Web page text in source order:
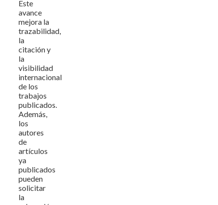
Este
avance
mejora la
trazabilidad,
la
citación y
la
visibilidad
internacional
de los
trabajos
publicados.
Además,
los
autores
de
artículos
ya
publicados
pueden
solicitar
la